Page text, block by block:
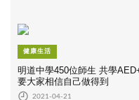
健康生活
明道中學450位師生 共學
要大家相信自己做得到
2021-04-21